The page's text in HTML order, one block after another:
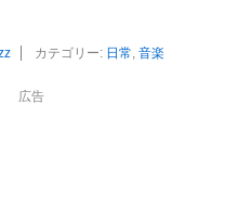
カテゴリー: 日常, 音楽
広告